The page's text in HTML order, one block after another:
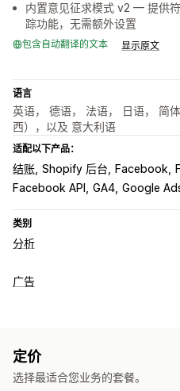
内置意见征求模式 v2 — 提供
踪功能，无需额外设置
包含自动翻译的文本 显示原文
语言
英语， 德语， 法语， 日语， 简
西），以及 意大利语
适配以下产品：
结账 Shopify 后台 Facebook
Facebook API
GA4 Google
类别
分析
客户行为
营销和销售
营销归因 结账分析 ROAS
广告
定价
选择最适合您业务的套餐。